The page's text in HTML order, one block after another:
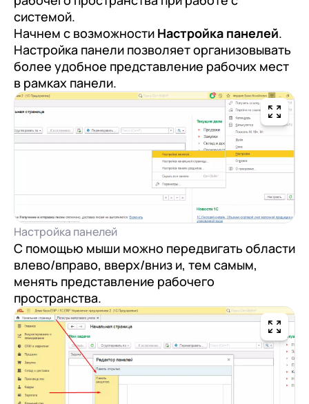
системой.
Начнем с возможности Настройка панелей.
Настройка панели позволяет организовывать
более удобное представление рабочих мест
в рамках панели.
Настройка панелей
С помощью мыши можно передвигать области
влево/вправо, вверх/вниз и, тем самым,
менять представление рабочего
пространства.